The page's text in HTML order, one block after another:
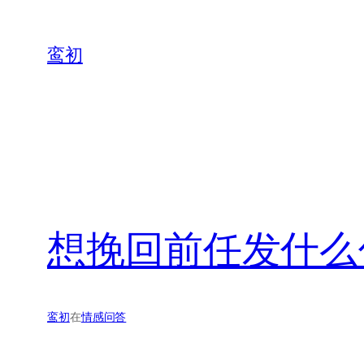
鸾初
想挽回前任发什
鸾初在情感问答